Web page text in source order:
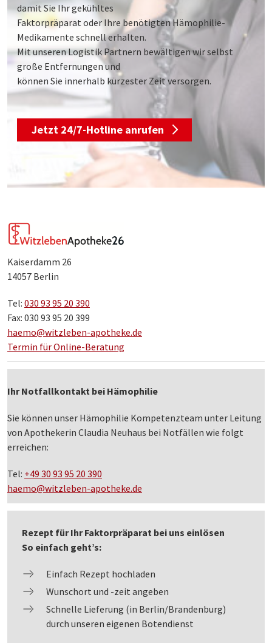
damit Sie Ihr gekühltes
Faktorpräparat oder Ihre benötigten Hämophilie-
Medikamente schnell erhalten.
Mit unseren Logistik Partnern bewältigen wir selbst
große Entfernungen und
können Sie innerhalb kürzester Zeit versorgen.
Jetzt 24/7-Hotline anrufen
Kaiserdamm 26
14057 Berlin
Tel: 030 93 95 20 390
Fax: 030 93 95 20 399
haemo@witzleben-apotheke.de
Termin für Online-Beratung
Ihr Notfallkontakt bei Hämophilie
Sie können unser Hämophilie Kompetenzteam unter Leitung
von Apothekerin Claudia Neuhaus bei Notfällen wie folgt
erreichen:
Tel: +49 30 93 95 20 390
haemo@witzleben-apotheke.de
Rezept für Ihr Faktorpräparat bei uns einlösen
So einfach geht’s:
Einfach Rezept hochladen
Wunschort und -zeit angeben
Schnelle Lieferung (in Berlin/Brandenburg)
durch unseren eigenen Botendienst